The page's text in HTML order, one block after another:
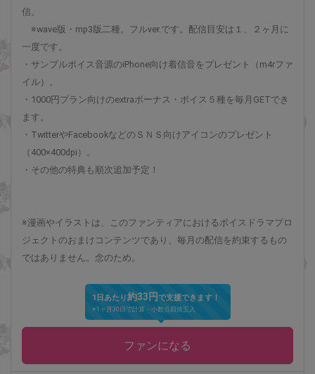
信。
※wave版・mp3版二種。フルver.です。配信目安は１、２ヶ月に
一度です。
・サンプルボイス音源のiPhone向け着信音をプレゼント（m4rファ
イル）。
・1000円プラン向けのextraボーナス・ボイス５種を毎月GETでき
ます。
・TwitterやFacebookなどのＳＮＳ向けアイコンのプレゼント
（400×400dpi）。
・その他の特典も順次追加予定！
※漫画やイラストは、このファンティアにおけるボイスドラマプロ
ジェクトのおまけコンテンツであり、毎月の配信を約束するもの
ではありません。念のため。
1日あたり約33円で支援できます！
※1ヶ月30日で計算・小数点四捨五入
ファンになる